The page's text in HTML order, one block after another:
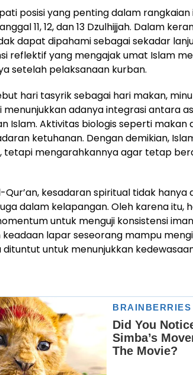
posisi yang penting dalam rangkaian
11, 12, dan 13 Dzulhijjah. Dalam
dapat dipahami sebagai sekadar
reflektif yang mengajak umat Islam
setelah pelaksanaan kurban.
menunjukkan adanya integrasi antara
Islam. Aktivitas biologis seperti makan
ketuhanan. Dengan demikian,
tetapi mengarahkannya agar tetap
kesadaran spiritual tidak hanya
dalam kelapangan. Oleh karena itu,
untuk menguji konsistensi
keadaan lapar seseorang mampu
dituntut untuk menunjukkan